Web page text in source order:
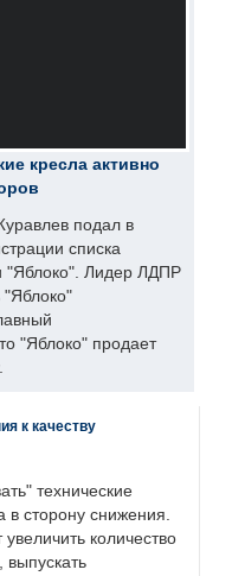
кресла активно
подал в
списка
"Яблоко". Лидер ЛДПР
"Яблоко"
"Яблоко" продает
к качеству
технические
в сторону снижения.
количество
выпускать